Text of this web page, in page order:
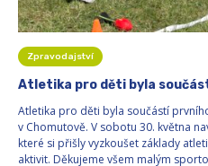
Zpravodajství
Atletika pro děti byla
Atletika pro děti byla součástí prvního
v Chomutově. V sobotu 30. května
které si přišly vyzkoušet základy
aktivit. Děkujeme všem malým